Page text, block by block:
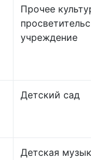
Прочее
учреждение
Детский сад
Детская